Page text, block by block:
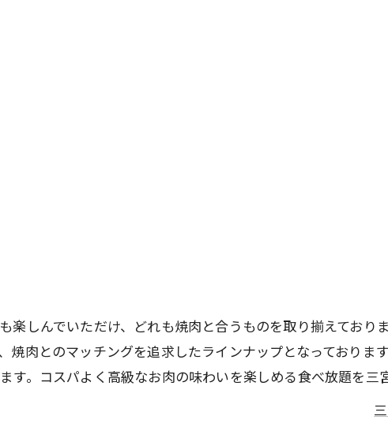
しんでいただけ、どれも焼肉と合うものを取り揃えており
肉とのマッチングを追求したラインナップとなっておりま
。コスパよく高級なお肉の味わいを楽しめる食べ放題を三